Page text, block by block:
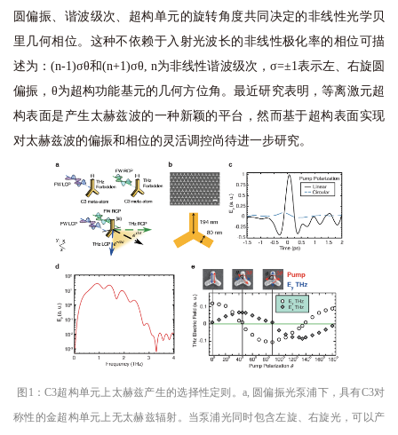
圆偏振、谐波级次、超构单元的旋转角度共同决定的非线性光学贝
里几何相位。这种不依赖于入射光波长的非线性极化率的相位可描
述为：(n-1)σθ和(n+1)σθ, n为非线性谐波级次，σ=±1表示左、右旋圆
偏振，θ为超构功能基元的几何方位角。最近研究表明，等离激元超
构表面是产生太赫兹波的一种新颖的平台，然而基于超构表面实现
对太赫兹波的偏振和相位的灵活调控尚待进一步研究。
图1：C3超构单元上太赫兹产生的选择性定则。a, 圆偏振光泵浦下，具有C3对
称性的金超构单元上无太赫兹辐射。当泵浦光同时包含左旋、右旋光，可以产